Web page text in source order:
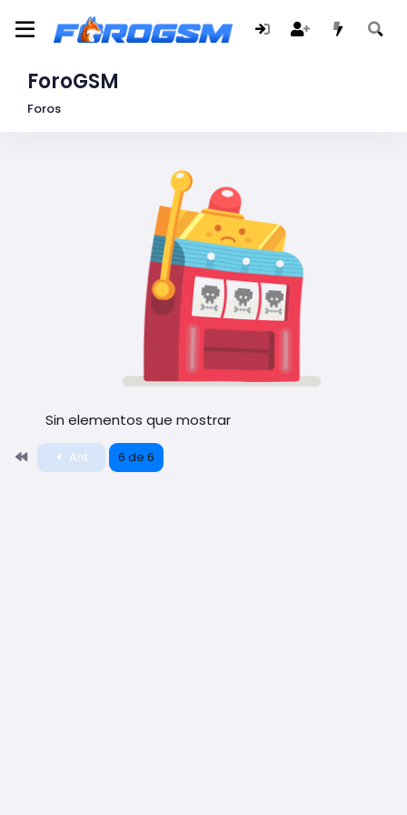
ForoGSM
Foros
Sin elementos que mostrar
PrimeroAnt. 6 de 6